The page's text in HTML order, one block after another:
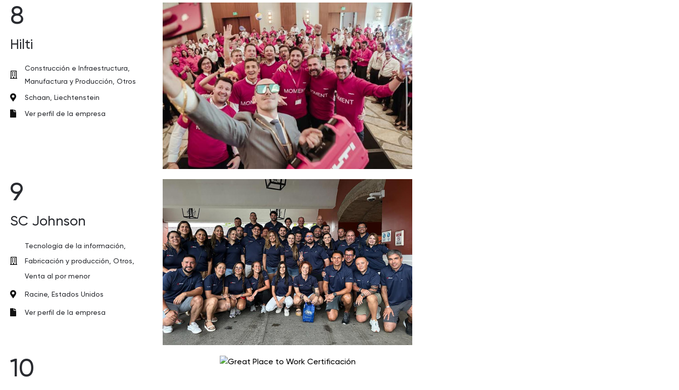
8
Hilti
Construcción e Infraestructura,
Manufactura y Producción, Otros
Schaan, Liechtenstein
Ver perfil de la empresa
9
SC Johnson
Tecnología de la información,
Fabricación y producción, Otros,
Venta al por menor
Racine, Estados Unidos
Ver perfil de la empresa
10